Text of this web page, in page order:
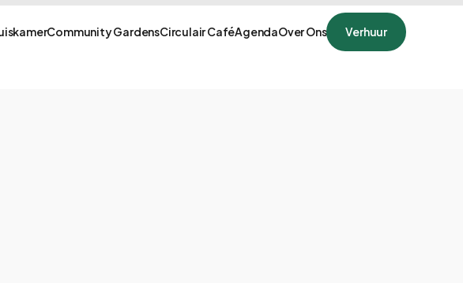
Community GardensCirculair CaféAgendaOver Ons Verhuur